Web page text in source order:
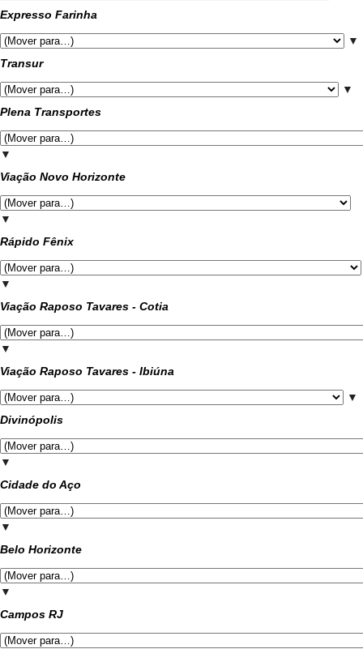
Expresso Farinha
▼
Transur
▼
Plena Transportes
▼
Viação Novo Horizonte
▼
Rápido Fênix
▼
Viação Raposo Tavares - Cotia
▼
Viação Raposo Tavares - Ibiúna
▼
Divinópolis
▼
Cidade do Aço
▼
Belo Horizonte
▼
Campos RJ